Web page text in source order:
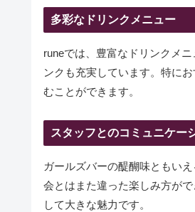
多彩なドリンクメニュー
runeでは、豊富なドリンクメ
ンクも充実しています。特に
むことができます。
スタッフとのコミュニケー
ガールズバーの醍醐味ともい
会とはまた違った楽しみ方が
して大きな魅力です。